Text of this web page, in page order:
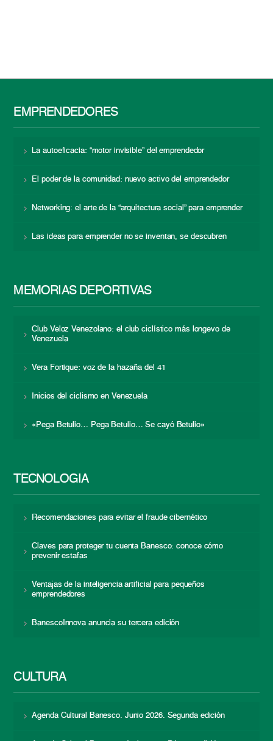
EMPRENDEDORES
La autoeficacia: “motor invisible” del emprendedor
El poder de la comunidad: nuevo activo del emprendedor
Networking: el arte de la “arquitectura social” para emprender
Las ideas para emprender no se inventan, se descubren
MEMORIAS DEPORTIVAS
Club Veloz Venezolano: el club ciclístico más longevo de
Venezuela
Vera Fortique: voz de la hazaña del 41
Inicios del ciclismo en Venezuela
«Pega Betulio… Pega Betulio… Se cayó Betulio»
TECNOLOGÍA
Recomendaciones para evitar el fraude cibernético
Claves para proteger tu cuenta Banesco: conoce cómo
prevenir estafas
Ventajas de la inteligencia artificial para pequeños
emprendedores
BanescoInnova anuncia su tercera edición
CULTURA
Agenda Cultural Banesco. Junio 2026. Segunda edición